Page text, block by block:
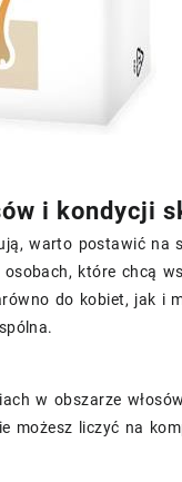
i kondycji
warto postawić na
które chcą
do kobiet, jak i
w obszarze
możesz liczyć na